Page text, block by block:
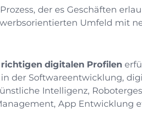
der es Geschäften
Umfeld mit
richtigen digitalen Profilen
der Softwareentwicklung,
Intelligenz,
App Entwicklung